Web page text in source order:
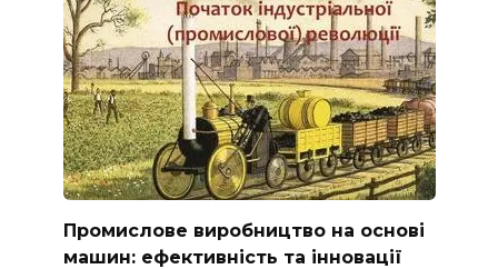
Промислове виробництво на основі
машин: ефективність та інновації